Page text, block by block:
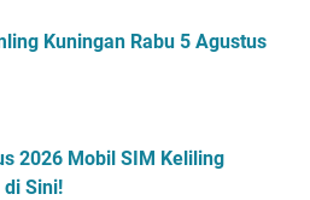
Kuningan Rabu 5 Agustus
2026 Mobil SIM Keliling
di Sini!